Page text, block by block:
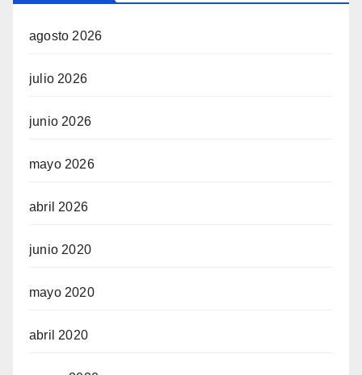
agosto 2026
julio 2026
junio 2026
mayo 2026
abril 2026
junio 2020
mayo 2020
abril 2020